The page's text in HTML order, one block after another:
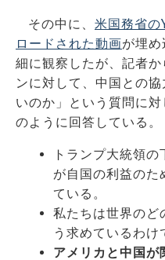
その中に、 米国務省の
ロードされた動画が埋
細に観察したが、記者
ンに対して、中国との
いのか」という質問に
のように回答している。
トランプ大統領
が自国の利益のた
ている。
私たちは世界のど
う求めているわけ
アメリカと中国が